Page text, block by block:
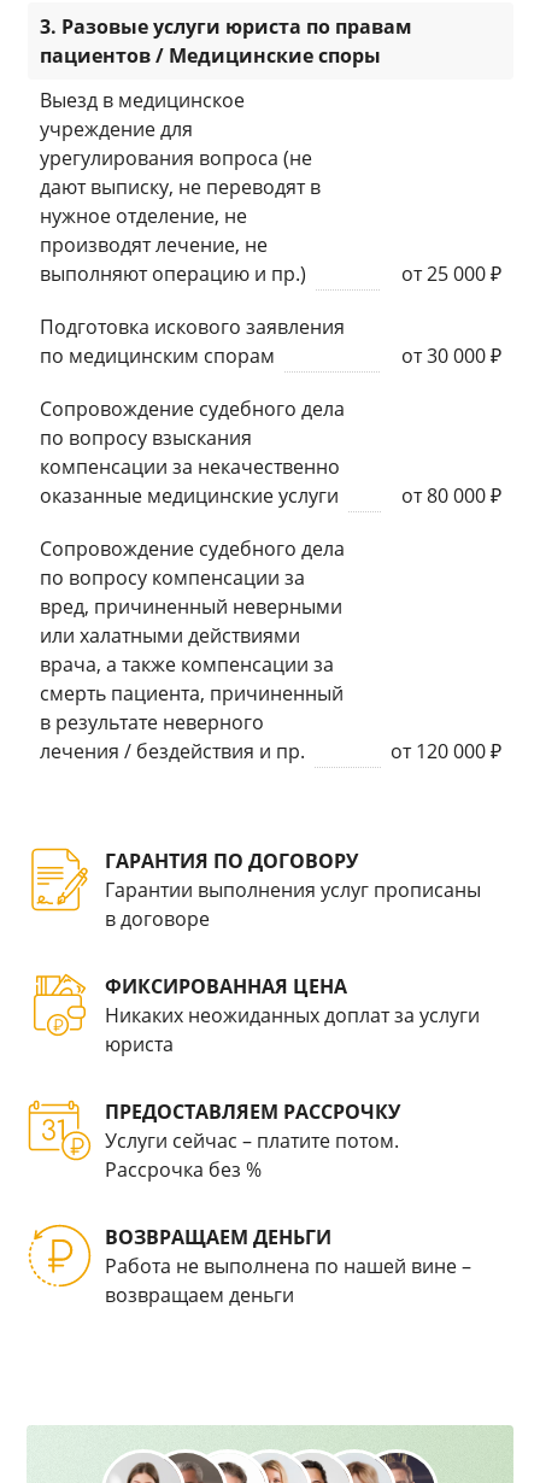
3. Разовые услуги юриста по правам
пациентов / Медицинские споры
Выезд в медицинское
учреждение для
урегулирования вопроса (не
дают выписку, не переводят в
нужное отделение, не
производят лечение, не
выполняют операцию и пр.)
от 25 000 ₽
Подготовка искового заявления
по медицинским спорам
от 30 000 ₽
Сопровождение судебного дела
по вопросу взыскания
компенсации за некачественно
оказанные медицинские услуги
от 80 000 ₽
Сопровождение судебного дела
по вопросу компенсации за
вред, причиненный неверными
или халатными действиями
врача, а также компенсации за
смерть пациента, причиненный
в результате неверного
лечения / бездействия и пр.
от 120 000 ₽
ГАРАНТИЯ ПО ДОГОВОРУ
Гарантии выполнения услуг прописаны
в договоре
ФИКСИРОВАННАЯ ЦЕНА
Никаких неожиданных доплат за услуги
юриста
ПРЕДОСТАВЛЯЕМ РАССРОЧКУ
Услуги сейчас – платите потом.
Рассрочка без %
ВОЗВРАЩАЕМ ДЕНЬГИ
Работа не выполнена по нашей вине –
возвращаем деньги